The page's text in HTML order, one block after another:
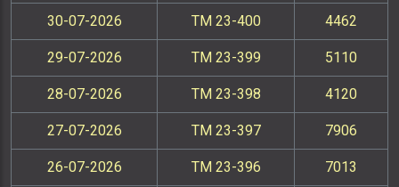
30-07-2026 TM 23-400 4462
29-07-2026 TM 23-399 5110
28-07-2026 TM 23-398 4120
27-07-2026 TM 23-397 7906
26-07-2026 TM 23-396 7013